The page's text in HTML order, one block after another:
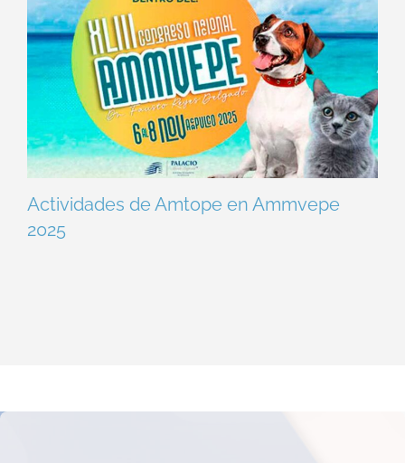
Actividades de Amtope en Ammvepe
2025